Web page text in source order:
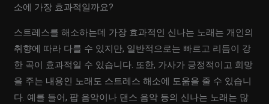
소에 가장 효과적일까요?
스트레스를 해소하는데 가장 효과적인 신나는 노래는 개인의
취향에 따라 다를 수 있지만, 일반적으로는 빠르고 리듬이 강
한 곡이 효과적일 수 있습니다. 또한, 가사가 긍정적이고 희망
을 주는 내용인 노래도 스트레스 해소에 도움을 줄 수 있습니
다. 예를 들어, 팝 음악이나 댄스 음악 등의 신나는 노래는 많